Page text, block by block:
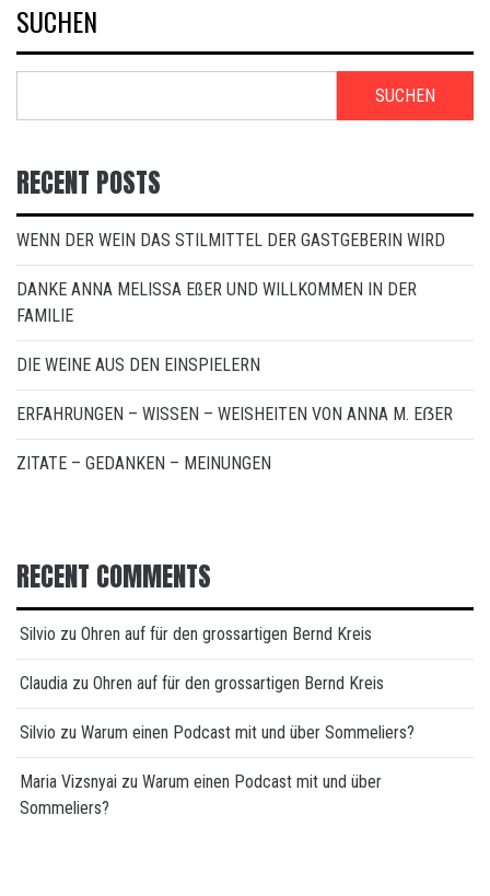
SUCHEN
SUCHEN
RECENT POSTS
WENN DER WEIN DAS STILMITTEL DER GASTGEBERIN WIRD
DANKE ANNA MELISSA EßER UND WILLKOMMEN IN DER
FAMILIE
DIE WEINE AUS DEN EINSPIELERN
ERFAHRUNGEN – WISSEN – WEISHEITEN VON ANNA M. EẞER
ZITATE – GEDANKEN – MEINUNGEN
RECENT COMMENTS
Silvio zu Ohren auf für den grossartigen Bernd Kreis
Claudia zu Ohren auf für den grossartigen Bernd Kreis
Silvio zu Warum einen Podcast mit und über Sommeliers?
Maria Vizsnyai zu Warum einen Podcast mit und über
Sommeliers?